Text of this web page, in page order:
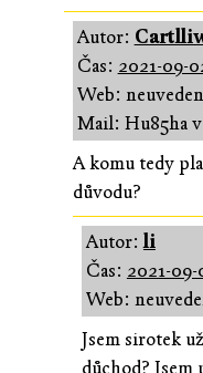
Autor:
Čas: 2021-09-
Web: neuveden
Mail: Hu85ha
A komu tedy
důvodu?
Autor:li
Čas: 2021-09-
Web:
Jsem sirotek
důchod?